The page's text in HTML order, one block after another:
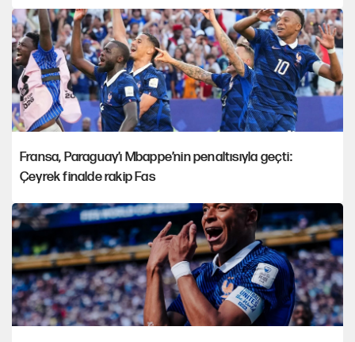
Fransa, Paraguay’ı Mbappe’nin penaltısıyla geçti:
Çeyrek finalde rakip Fas